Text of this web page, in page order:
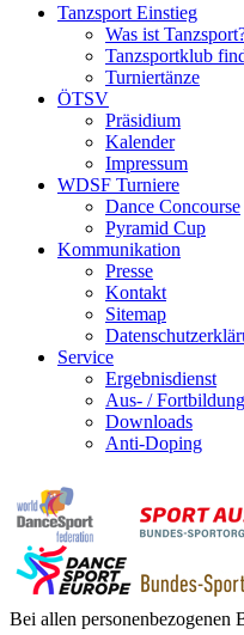
Tanzsport Einstieg
Was ist
Tanzsportklub
Turniertänze
ÖTSV
Präsidium
Kalender
Impressum
WDSF Turniere
Dance Concourse
Pyramid Cup
Kommunikation
Presse
Kontakt
Sitemap
Service
Ergebnisdienst
Aus- / Fortbildung
Downloads
Anti-Doping
Bei allen personenbezogenen